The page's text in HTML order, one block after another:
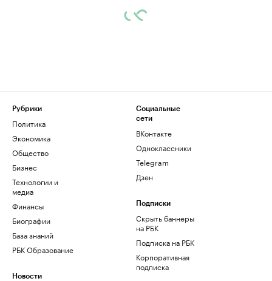
Рубрики
Политика
Экономика
Общество
Бизнес
Технологии и
медиа
Финансы
Биографии
База знаний
РБК Образование
Новости
Социальные
сети
ВКонтакте
Одноклассники
Telegram
Дзен
Подписки
Скрыть баннеры
на РБК
Подписка на РБК
Корпоративная
подписка